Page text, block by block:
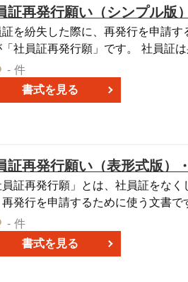
証再発行願い（シンプル版
を紛失した際に、再発行を申請す
証再発行願」です。 社員証は身元確認とセキュリ
の一環として使用される、重要なも
員証再発行願を提出してもらうこ
あると確認ができ、不正な再発行
レイアウトで作成した、無料でダ
の社員証再発行願です。ぜひ、ご活
- 件
書式を見る
証再発行願い（表形式版）
員証再発行願」とは、社員証をな
発行を申請するために使う文書です。 社員証をな
人に再発行願を提出してもらえば、
認することができ、不正な再発行
願という文書の形で残しておけ
- 件
書式を見る